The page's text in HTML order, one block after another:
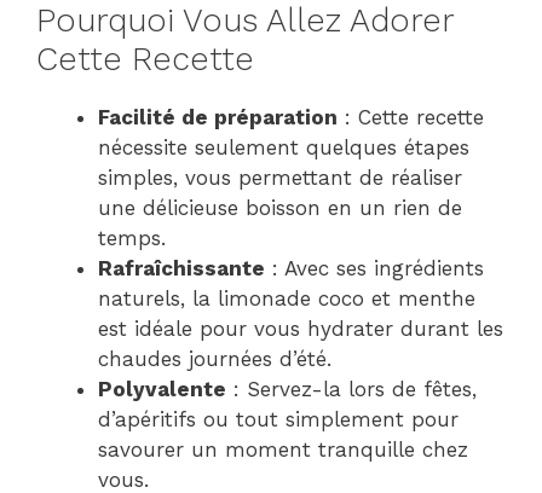
Pourquoi Vous Allez Adorer
Cette Recette
Facilité de préparation : Cette recette
nécessite seulement quelques étapes
simples, vous permettant de réaliser
une délicieuse boisson en un rien de
temps.
Rafraîchissante : Avec ses ingrédients
naturels, la limonade coco et menthe
est idéale pour vous hydrater durant les
chaudes journées d’été.
Polyvalente : Servez-la lors de fêtes,
d’apéritifs ou tout simplement pour
savourer un moment tranquille chez
vous.